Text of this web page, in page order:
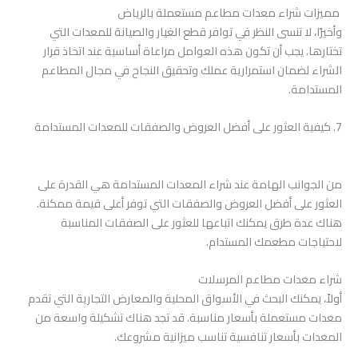
مميزات شراء معدات مطاعم مستعملة بالرياض
وأخيرًا، لا تنسى النظر في توافر قطع الغيار والصيانة للمعدات التي
تختارها. يجب أن تكون هذه العوامل مراعاة أساسية عند اتخاذ قرار
الشراء لضمان استمرارية عملك وتحقيق النجاح في مجال المطاعم
المستدامة.
7. كيفية العثور على أفضل العروض والصفقات للمعدات المستدامة
من الجوانب الهامة عند شراء المعدات المستدامة هي القدرة على
العثور على أفضل العروض والصفقات التي توفر أعلى قيمة ممكنة.
هناك عدة طرق يمكنك اتباعها للعثور على الصفقات المناسبة
لاحتياجات مطعمك المستدام.
شراء معدات مطاعم المرسلات
أولاً، يمكنك البحث في الأسواق المحلية والمعارض التجارية التي تقدم
معدات مستعملة بأسعار مناسبة. قد تجد هناك تشكيلة واسعة من
المعدات بأسعار تنافسية تناسب ميزانية مشروعك.